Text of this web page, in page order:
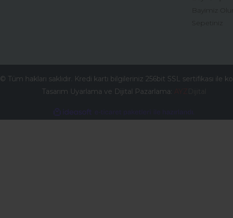
Bayimiz Olun
Sepetiniz
© Tüm hakları saklıdır. Kredi kartı bilgileriniz 256bit SSL sertifikası ile
Tasarım Uyarlama ve Dijital Pazarlama: AYZ
ideasoft
e-
ticaret
hazırlandı.